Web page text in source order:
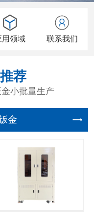
用领域 联系我们
荐
小批量生产